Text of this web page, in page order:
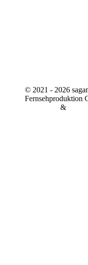
© 2021 - 2026
Fernsehproduktion
&